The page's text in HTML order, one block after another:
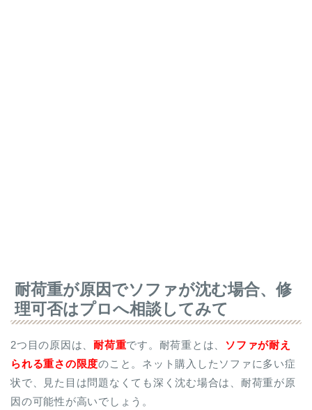
耐荷重が原因でソファが沈む場合、修
理可否はプロへ相談してみて
2つ目の原因は、耐荷重です。耐荷重とは、 ソファが耐え
られる重さの限度のこと。ネット購入したソファに多い症
状で、見た目は問題なくても深く沈む場合は、耐荷重が原
因の可能性が高いでしょう。